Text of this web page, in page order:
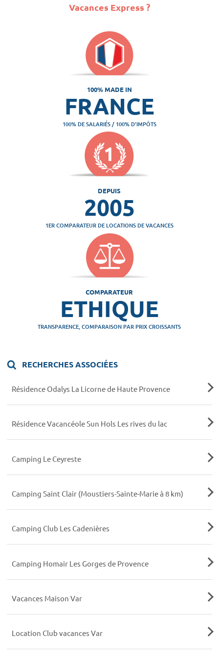
Vacances Express ?
100% MADE IN
FRANCE
100% DE SALARIÉS / 100% D'IMPÔTS
DEPUIS
2005
1ER COMPARATEUR DE LOCATIONS DE VACANCES
COMPARATEUR
ETHIQUE
TRANSPARENCE, COMPARAISON PAR PRIX CROISSANTS
RECHERCHES ASSOCIÉES
Résidence Odalys La Licorne de Haute Provence
Résidence Vacancéole Sun Hols Les rives du lac
Camping Le Ceyreste
Camping Saint Clair (Moustiers-Sainte-Marie à 8 km)
Camping Club Les Cadenières
Camping Homair Les Gorges de Provence
Vacances Maison Var
Location Club vacances Var